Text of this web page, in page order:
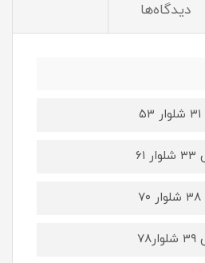
دیدگاه‌ها